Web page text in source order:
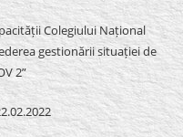
Colegiului Național
gestionării situației de
2”